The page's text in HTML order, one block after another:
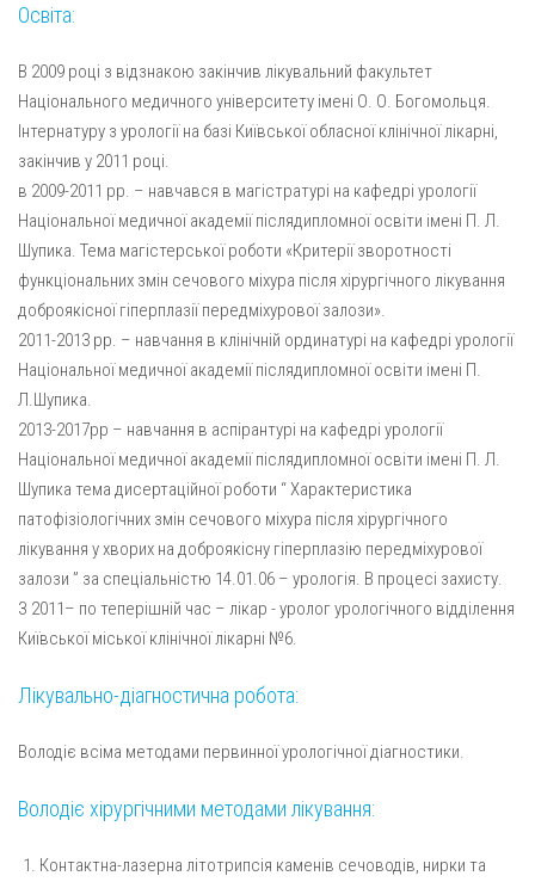
Освіта:
В 2009 році з відзнакою закінчив лікувальний факультет
Національного медичного університету імені О. О. Богомольця.
Інтернатуру з урології на базі Київської обласної клінічної лікарні,
закінчив у 2011 році.
в 2009-2011 рр. – навчався в магістратурі на кафедрі урології
Національної медичної академії післядипломної освіти імені П. Л.
Шупика. Тема магістерської роботи «Критерії зворотності
функціональних змін сечового міхура після хірургічного лікування
доброякісної гіперплазії передміхурової залози».
2011-2013 рр. – навчання в клінічній ординатурі на кафедрі урології
Національної медичної академії післядипломної освіти імені П.
Л.Шупика.
2013-2017рр – навчання в аспірантурі на кафедрі урології
Національної медичної академії післядипломної освіти імені П. Л.
Шупика тема дисертаційної роботи “ Характеристика
патофізіологічних змін сечового міхура після хірургічного
лікування у хворих на доброякісну гіперплазію передміхурової
залози ” за спеціальністю 14.01.06 – урологія. В процесі захисту.
З 2011– по теперішній час – лікар - уролог урологічного відділення
Київської міської клінічної лікарні №6.
Лікувально-діагностична робота:
Володіє всіма методами первинної урологічної діагностики.
Володіє хірургічними методами лікування:
Контактна-лазерна літотрипсія каменів сечоводів, нирки та